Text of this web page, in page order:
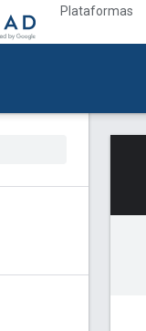
Plataformas